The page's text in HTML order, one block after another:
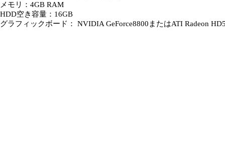
メモリ：4GB RAM
HDD空き容量：16GB
グラフィックボード： NVIDIA GeForce8800またはATI Radeon